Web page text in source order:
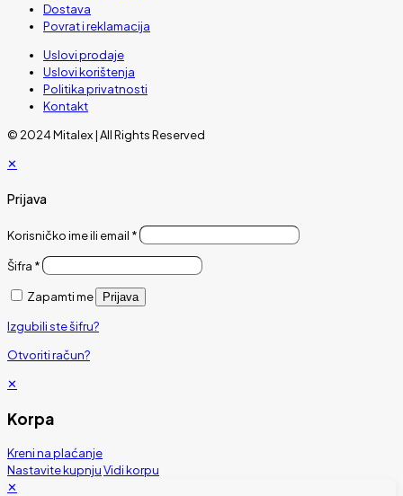
Dostava
Povrat i reklamacija
Uslovi prodaje
Uslovi korištenja
Politika privatnosti
Kontakt
© 2024 Mitalex | All Rights Reserved
✕
Prijava
Korisničko ime ili email *
Šifra *
Zapamti me Prijava
Izgubili ste šifru?
Otvoriti račun?
✕
Korpa
Kreni na plaćanje
Nastavite kupnjuVidi korpu
✕